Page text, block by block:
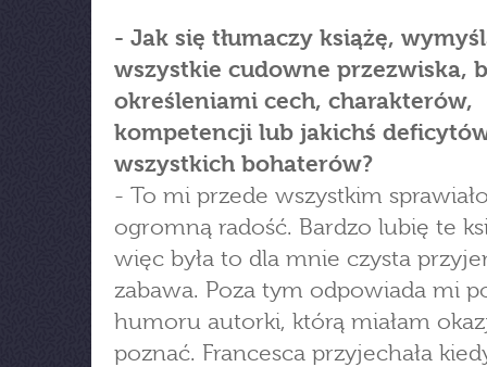
- Jak się tłumaczy książę,
wszystkie cudowne przezwiska,
określeniami cech, charakterów,
kompetencji lub jakichś
wszystkich bohaterów?
- To mi przede wszystkim
ogromną radość. Bardzo lubię te
więc była to dla mnie czysta
zabawa. Poza tym odpowiada mi
humoru autorki, którą miałam
poznać. Francesca przyjechała